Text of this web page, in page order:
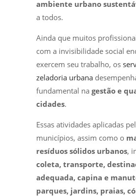
ambiente urbano
a todos.
Ainda que muitos
com a invisibilidade social
exercem seu trabalho, os
zeladoria urbana
fundamental na gestão e
cidades.
Essas atividades aplicadas
municípios, assim como o
resíduos sólidos urbanos,
coleta, transporte,
adequada, capina e
parques, jardins, praias,